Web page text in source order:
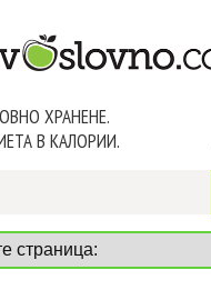
ХРАНЕНЕ.
В КАЛОРИИ.